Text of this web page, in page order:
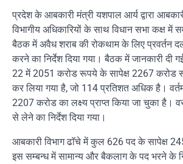
प्रदेश के आबकारी मंत्री यशपाल आर्य द्वारा
विभागीय अधिकारियों के साथ विधान सभा कक्ष में
बैठक में अवैध शराब की रोकथाम के लिए प्रवर्तन दल
करने का निर्देश दिया गया। बैठक में जानकारी दी
22 में 2051 करोड रूपये के सापेक्ष 2267 करोड
कर लिया गया है, जो 114 प्रतिशत अधिक है।
2207 करोड का लक्ष्य प्राप्त किया जा चुका है।
से लेने का निर्देश दिया गया।
आबकारी विभाग ढाॅचे में कुल 626 पद के सापेक्ष
इस सम्बन्ध में सामान्य और बैकलाग के पद भरने के